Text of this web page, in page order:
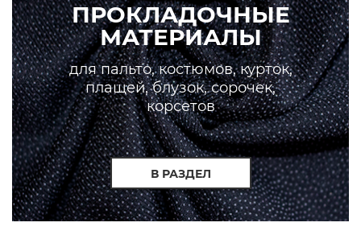
ПРОКЛАДОЧНЫЕ
МАТЕРИАЛЫ
для пальто, костюмов, курток,
плащей, блузок, сорочек,
корсетов
В РАЗДЕЛ